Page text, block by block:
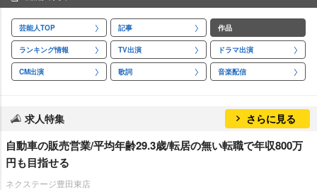
芸能人TOP 記事 作品
ランキング情報 TV出演 ドラマ出演
CM出演 歌詞 音楽配信
求人特集 さらに見る
自動車の販売営業/平均年齢29.3歳/転居の無い転職で年収800万
円も目指せる
ネクステージ豊田東店